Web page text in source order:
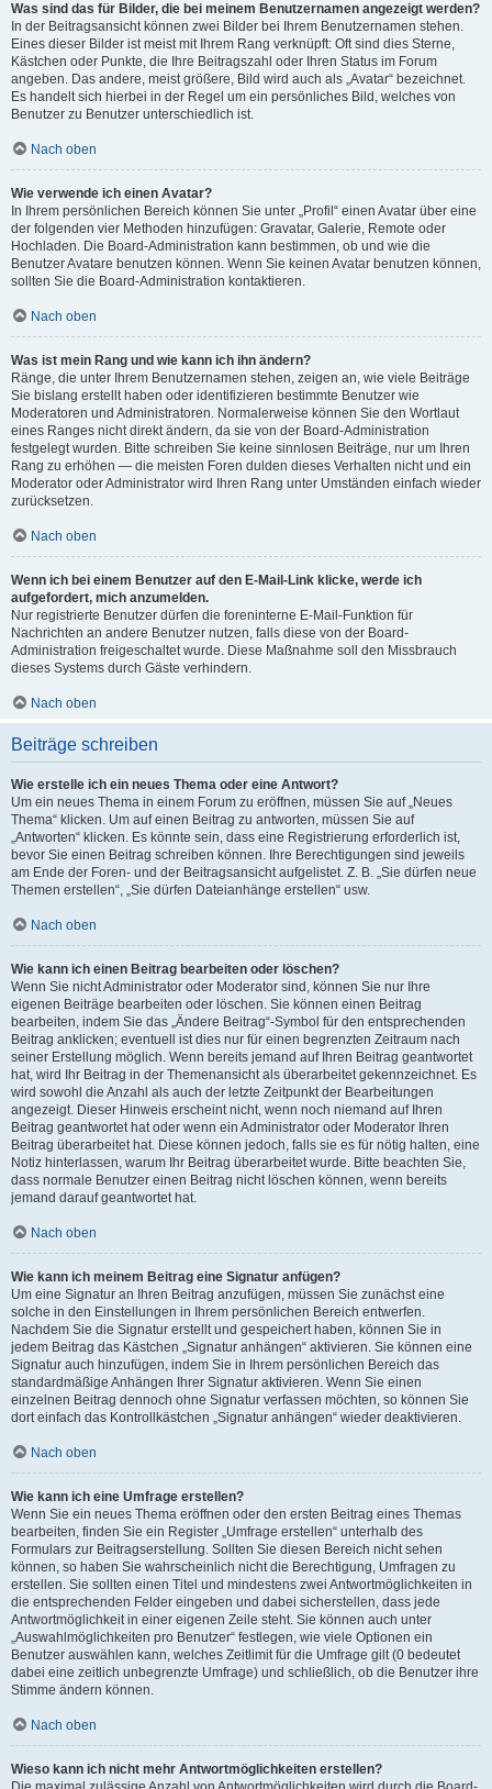
Was sind das für Bilder, die bei meinem Benutzernamen angezeigt werden?
In der Beitragsansicht können zwei Bilder bei Ihrem Benutzernamen stehen.
Eines dieser Bilder ist meist mit Ihrem Rang verknüpft: Oft sind dies Sterne,
Kästchen oder Punkte, die Ihre Beitragszahl oder Ihren Status im Forum
angeben. Das andere, meist größere, Bild wird auch als „Avatar“ bezeichnet.
Es handelt sich hierbei in der Regel um ein persönliches Bild, welches von
Benutzer zu Benutzer unterschiedlich ist.
Nach oben
Wie verwende ich einen Avatar?
In Ihrem persönlichen Bereich können Sie unter „Profil“ einen Avatar über eine
der folgenden vier Methoden hinzufügen: Gravatar, Galerie, Remote oder
Hochladen. Die Board-Administration kann bestimmen, ob und wie die
Benutzer Avatare benutzen können. Wenn Sie keinen Avatar benutzen können,
sollten Sie die Board-Administration kontaktieren.
Nach oben
Was ist mein Rang und wie kann ich ihn ändern?
Ränge, die unter Ihrem Benutzernamen stehen, zeigen an, wie viele Beiträge
Sie bislang erstellt haben oder identifizieren bestimmte Benutzer wie
Moderatoren und Administratoren. Normalerweise können Sie den Wortlaut
eines Ranges nicht direkt ändern, da sie von der Board-Administration
festgelegt wurden. Bitte schreiben Sie keine sinnlosen Beiträge, nur um Ihren
Rang zu erhöhen — die meisten Foren dulden dieses Verhalten nicht und ein
Moderator oder Administrator wird Ihren Rang unter Umständen einfach wieder
zurücksetzen.
Nach oben
Wenn ich bei einem Benutzer auf den E-Mail-Link klicke, werde ich
aufgefordert, mich anzumelden.
Nur registrierte Benutzer dürfen die foreninterne E-Mail-Funktion für
Nachrichten an andere Benutzer nutzen, falls diese von der Board-
Administration freigeschaltet wurde. Diese Maßnahme soll den Missbrauch
dieses Systems durch Gäste verhindern.
Nach oben
Beiträge schreiben
Wie erstelle ich ein neues Thema oder eine Antwort?
Um ein neues Thema in einem Forum zu eröffnen, müssen Sie auf „Neues
Thema“ klicken. Um auf einen Beitrag zu antworten, müssen Sie auf
„Antworten“ klicken. Es könnte sein, dass eine Registrierung erforderlich ist,
bevor Sie einen Beitrag schreiben können. Ihre Berechtigungen sind jeweils
am Ende der Foren- und der Beitragsansicht aufgelistet. Z. B. „Sie dürfen neue
Themen erstellen“, „Sie dürfen Dateianhänge erstellen“ usw.
Nach oben
Wie kann ich einen Beitrag bearbeiten oder löschen?
Wenn Sie nicht Administrator oder Moderator sind, können Sie nur Ihre
eigenen Beiträge bearbeiten oder löschen. Sie können einen Beitrag
bearbeiten, indem Sie das „Ändere Beitrag“-Symbol für den entsprechenden
Beitrag anklicken; eventuell ist dies nur für einen begrenzten Zeitraum nach
seiner Erstellung möglich. Wenn bereits jemand auf Ihren Beitrag geantwortet
hat, wird Ihr Beitrag in der Themenansicht als überarbeitet gekennzeichnet. Es
wird sowohl die Anzahl als auch der letzte Zeitpunkt der Bearbeitungen
angezeigt. Dieser Hinweis erscheint nicht, wenn noch niemand auf Ihren
Beitrag geantwortet hat oder wenn ein Administrator oder Moderator Ihren
Beitrag überarbeitet hat. Diese können jedoch, falls sie es für nötig halten, eine
Notiz hinterlassen, warum Ihr Beitrag überarbeitet wurde. Bitte beachten Sie,
dass normale Benutzer einen Beitrag nicht löschen können, wenn bereits
jemand darauf geantwortet hat.
Nach oben
Wie kann ich meinem Beitrag eine Signatur anfügen?
Um eine Signatur an Ihren Beitrag anzufügen, müssen Sie zunächst eine
solche in den Einstellungen in Ihrem persönlichen Bereich entwerfen.
Nachdem Sie die Signatur erstellt und gespeichert haben, können Sie in
jedem Beitrag das Kästchen „Signatur anhängen“ aktivieren. Sie können eine
Signatur auch hinzufügen, indem Sie in Ihrem persönlichen Bereich das
standardmäßige Anhängen Ihrer Signatur aktivieren. Wenn Sie einen
einzelnen Beitrag dennoch ohne Signatur verfassen möchten, so können Sie
dort einfach das Kontrollkästchen „Signatur anhängen“ wieder deaktivieren.
Nach oben
Wie kann ich eine Umfrage erstellen?
Wenn Sie ein neues Thema eröffnen oder den ersten Beitrag eines Themas
bearbeiten, finden Sie ein Register „Umfrage erstellen“ unterhalb des
Formulars zur Beitragserstellung. Sollten Sie diesen Bereich nicht sehen
können, so haben Sie wahrscheinlich nicht die Berechtigung, Umfragen zu
erstellen. Sie sollten einen Titel und mindestens zwei Antwortmöglichkeiten in
die entsprechenden Felder eingeben und dabei sicherstellen, dass jede
Antwortmöglichkeit in einer eigenen Zeile steht. Sie können auch unter
„Auswahlmöglichkeiten pro Benutzer“ festlegen, wie viele Optionen ein
Benutzer auswählen kann, welches Zeitlimit für die Umfrage gilt (0 bedeutet
dabei eine zeitlich unbegrenzte Umfrage) und schließlich, ob die Benutzer ihre
Stimme ändern können.
Nach oben
Wieso kann ich nicht mehr Antwortmöglichkeiten erstellen?